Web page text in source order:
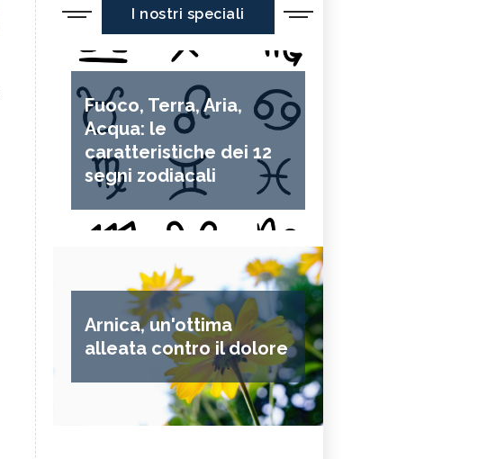
I nostri speciali
Fuoco, Terra, Aria,
Acqua: le
caratteristiche dei 12
segni zodiacali
Arnica, un'ottima
alleata contro il dolore